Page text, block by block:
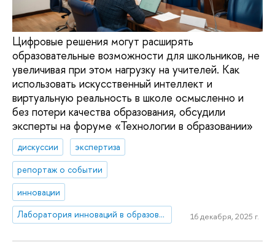
Цифровые решения могут расширять
образовательные возможности для школьников, не
увеличивая при этом нагрузку на учителей. Как
использовать искусственный интеллект и
виртуальную реальность в школе осмысленно и
без потери качества образования, обсудили
эксперты на форуме «Технологии в образовании»
дискуссии
экспертиза
репортаж о событии
инновации
Лаборатория инноваций в образовании
16 декабря, 2025 г.